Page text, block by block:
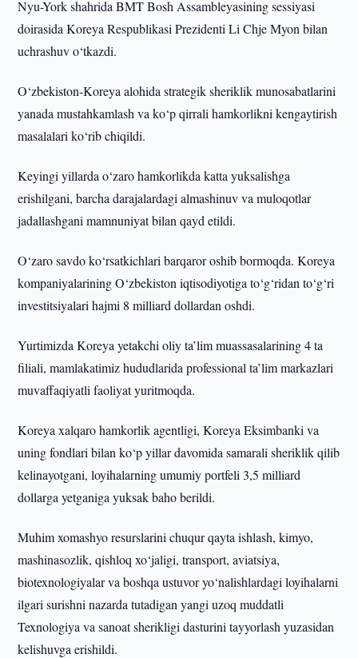
Nyu-York shahrida BMT Bosh Assambleyasining sessiyasi
doirasida Koreya Respublikasi Prezidenti Li Chje Myon bilan
uchrashuv o‘tkazdi.
O‘zbekiston-Koreya alohida strategik sheriklik munosabatlarini
yanada mustahkamlash va ko‘p qirrali hamkorlikni kengaytirish
masalalari ko‘rib chiqildi.
Keyingi yillarda o‘zaro hamkorlikda katta yuksalishga
erishilgani, barcha darajalardagi almashinuv va muloqotlar
jadallashgani mamnuniyat bilan qayd etildi.
O‘zaro savdo ko‘rsatkichlari barqaror oshib bormoqda. Koreya
kompaniyalarining O‘zbekiston iqtisodiyotiga to‘g‘ridan to‘g‘ri
investitsiyalari hajmi 8 milliard dollardan oshdi.
Yurtimizda Koreya yetakchi oliy ta’lim muassasalarining 4 ta
filiali, mamlakatimiz hududlarida professional ta’lim markazlari
muvaffaqiyatli faoliyat yuritmoqda.
Koreya xalqaro hamkorlik agentligi, Koreya Eksimbanki va
uning fondlari bilan ko‘p yillar davomida samarali sheriklik qilib
kelinayotgani, loyihalarning umumiy portfeli 3,5 milliard
dollarga yetganiga yuksak baho berildi.
Muhim xomashyo resurslarini chuqur qayta ishlash, kimyo,
mashinasozlik, qishloq xo‘jaligi, transport, aviatsiya,
biotexnologiyalar va boshqa ustuvor yo‘nalishlardagi loyihalarni
ilgari surishni nazarda tutadigan yangi uzoq muddatli
Texnologiya va sanoat sherikligi dasturini tayyorlash yuzasidan
kelishuvga erishildi.